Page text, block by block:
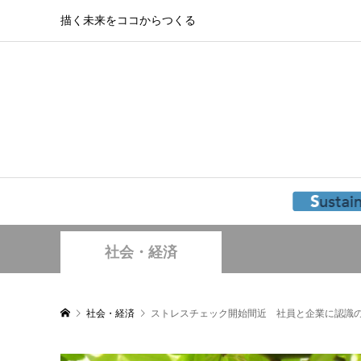
描く未来をココからつくる
社会・経済
社会・経済 ストレスチェック開始間近 社員と企業に認識